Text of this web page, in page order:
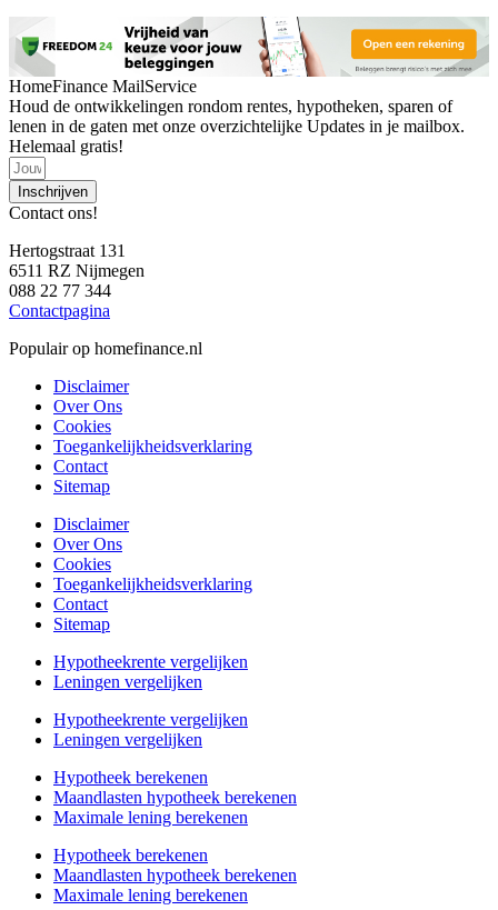
HomeFinance MailService
Houd de ontwikkelingen rondom rentes, hypotheken, sparen of
lenen in de gaten met onze overzichtelijke Updates in je mailbox.
Helemaal gratis!
Inschrijven
Contact ons!
Hertogstraat 131
6511 RZ Nijmegen
088 22 77 344
Contactpagina
Populair op homefinance.nl
Disclaimer
Over Ons
Cookies
Toegankelijkheidsverklaring
Contact
Sitemap
Disclaimer
Over Ons
Cookies
Toegankelijkheidsverklaring
Contact
Sitemap
Hypotheekrente vergelijken
Leningen vergelijken
Hypotheekrente vergelijken
Leningen vergelijken
Hypotheek berekenen
Maandlasten hypotheek berekenen
Maximale lening berekenen
Hypotheek berekenen
Maandlasten hypotheek berekenen
Maximale lening berekenen